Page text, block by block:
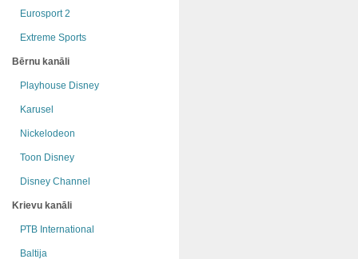
Eurosport 2
Extreme Sports
Bērnu kanāli
Playhouse Disney
Karusel
Nickelodeon
Toon Disney
Disney Channel
Krievu kanāli
РТB International
Baltija